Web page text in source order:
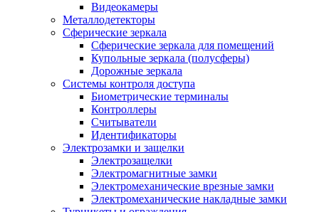
Видеокамеры
Металлодетекторы
Сферические зеркала
Сферические зеркала для помещений
Купольные зеркала (полусферы)
Дорожные зеркала
Системы контроля доступа
Биометрические терминалы
Контроллеры
Считыватели
Идентификаторы
Электрозамки и защелки
Электрозащелки
Электромагнитные замки
Электромеханические врезные замки
Электромеханические накладные замки